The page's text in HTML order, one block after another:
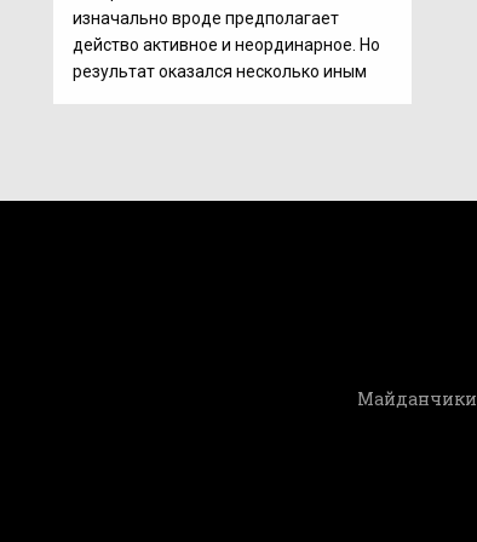
изначально вроде предполагает
действо активное и неординарное. Но
результат оказался несколько иным
Майданчики